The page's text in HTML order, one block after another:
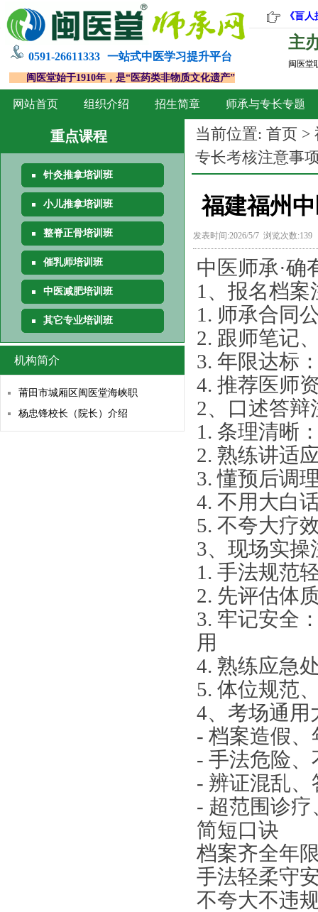
网站首页 组织介绍 招生简章 师承与专长专题
0591-26611333 一站式中医学习提升平台
闽医堂始于1910年，是“医药类非物质文化遗产”
《盲
主
闽医堂
重点课程
针灸推拿培训班
小儿推拿培训班
整脊正骨培训班
催乳师培训班
中医减肥培训班
其它专业培训班
机构简介
莆田市城厢区闽医堂海峡职
杨忠锋校长（院长）介绍
当前位置: 首页 >
专长考核注意事
福建福州
发表时间:2026/5/7 浏览次数:139
中医师承·确
1、报名档案
1. 师承合同
2. 跟师笔记
3. 年限达标
4. 推荐医师
2、口述答辩
1. 条理清晰
2. 熟练讲适
3. 懂预后调
4. 不用大白
5. 不夸大疗
3、现场实操
1. 手法规范
2. 先评估体
3. 牢记安全
用
4. 熟练应急
5. 体位规范
4、考场通用
- 档案造假
- 手法危险
- 辨证混乱
- 超范围诊
简短口诀
档案齐全年
手法轻柔守
不夸大不违